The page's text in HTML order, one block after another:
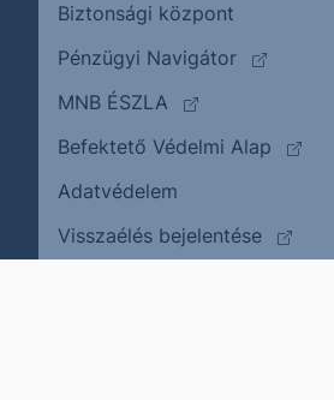
Biztonsági központ
Pénzügyi Navigátor
(külső
MNB ÉSZLA
(külső oldalra
Befektető Védelmi Alap
Adatvédelem
Visszaélés bejelentése
(külső